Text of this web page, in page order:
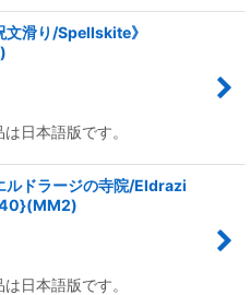
滑り/Spellskite》
日本語版です。
ルドラージの寺院/Eldrazi
日本語版です。